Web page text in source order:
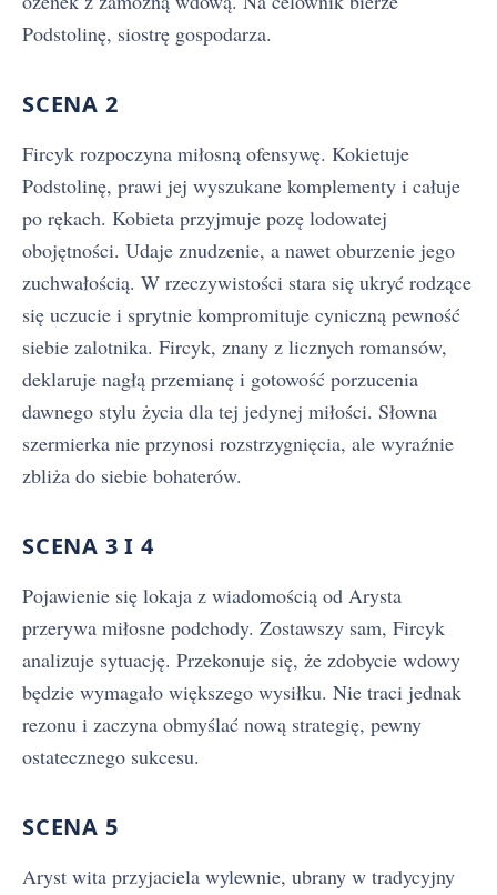
Podstolinę, siostrę gospodarza.
SCENA 2
Fircyk rozpoczyna miłosną ofensywę. Kokietuje
Podstolinę, prawi jej wyszukane komplementy i całuje
po rękach. Kobieta przyjmuje pozę lodowatej
obojętności. Udaje znudzenie, a nawet oburzenie jego
zuchwałością. W rzeczywistości stara się ukryć rodzące
się uczucie i sprytnie kompromituje cyniczną pewność
siebie zalotnika. Fircyk, znany z licznych romansów,
deklaruje nagłą przemianę i gotowość porzucenia
dawnego stylu życia dla tej jedynej miłości. Słowna
szermierka nie przynosi rozstrzygnięcia, ale wyraźnie
zbliża do siebie bohaterów.
SCENA 3 I 4
Pojawienie się lokaja z wiadomością od Arysta
przerywa miłosne podchody. Zostawszy sam, Fircyk
analizuje sytuację. Przekonuje się, że zdobycie wdowy
będzie wymagało większego wysiłku. Nie traci jednak
rezonu i zaczyna obmyślać nową strategię, pewny
ostatecznego sukcesu.
SCENA 5
Aryst wita przyjaciela wylewnie, ubrany w tradycyjny